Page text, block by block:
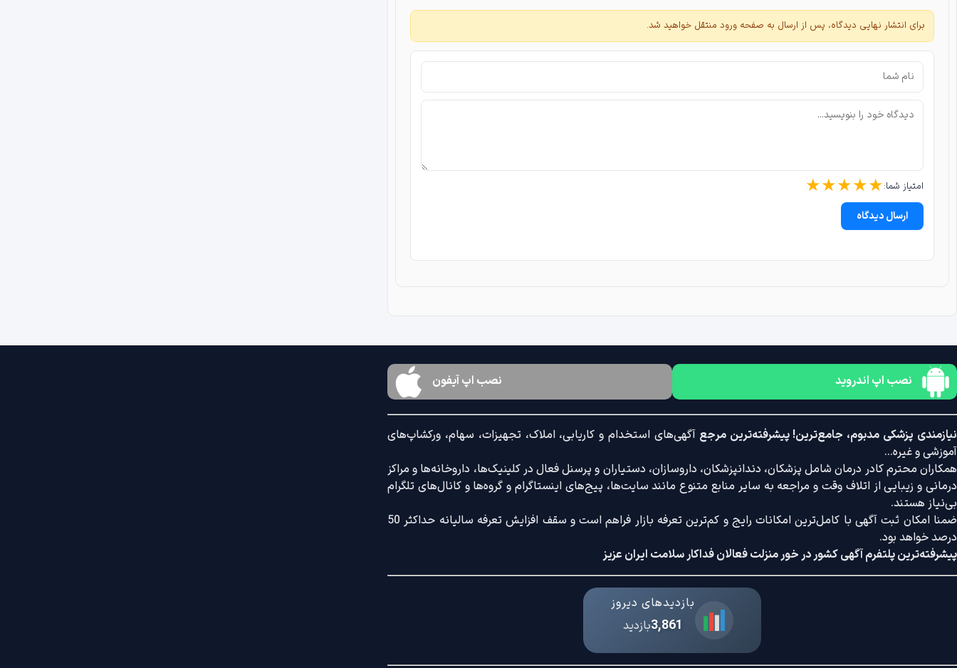
برای انتشار نهایی دیدگاه، پس از ارسال به صفحه ورود منتقل خواهید شد.
امتیاز شما: ★★★★★
ارسال دیدگاه
نصب اپ اندروید نصب اپ آیفون
نیازمندی پزشکی مدبوم، جامع‌ترین! پیشرفته‌ترین مرجعآگهی‌های استخدام و کاریابی، املاک، تجهیزات، سهام، ورکشاپ‌های
آموزشی و غیره...
همکاران محترم کادر درمان شامل پزشکان، دندانپزشکان، داروسازان، دستیاران و پرسنل فعال در کلینیک‌ها، داروخانه‌ها و مراکز
درمانی و زیبایی از اتلاف وقت و مراجعه به سایر منابع متنوع مانند سایت‌ها، پیج‌های اینستاگرام و گروه‌ها و کانال‌های تلگرام
بی‌نیاز هستند.
ضمنا امکان ثبت آگهی با کامل‌ترین امکانات رایج و کم‌ترین تعرفه بازار فراهم است و سقف افزایش تعرفه سالیانه حداکثر 50
درصد خواهد بود.
پیشرفته‌ترین پلتفرم آگهی کشور در خور منزلت فعالان فداکار سلامت ایران عزیز
بازدیدهای دیروز
3,861بازدید